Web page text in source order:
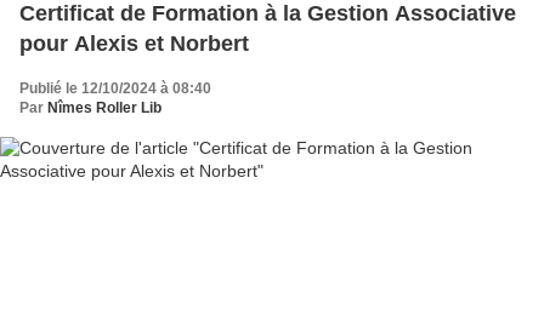
Certificat de Formation à la Gestion Associative
pour Alexis et Norbert
Publié le 12/10/2024 à 08:40
Par Nîmes Roller Lib